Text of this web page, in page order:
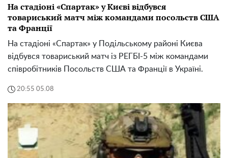
На стадіоні «Спартак» у Києві відбувся
товариський матч між командами посольств США
та Франції
На стадіоні «Спартак» у Подільському районі Києва
відбувся товариський матч із РЕГБІ-5 між командами
співробітників Посольств США та Франції в Україні.
20:55 05.08